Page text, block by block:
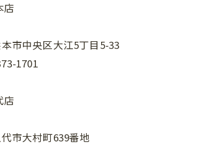
店
市中央区大江5丁目5-33
1701
店
市大村町639番地